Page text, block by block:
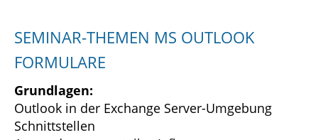
SEMINAR-THEMEN MS OUTLOOK
FORMULARE
Grundlagen:
Outlook in der Exchange Server-Umgebung
Schnittstellen